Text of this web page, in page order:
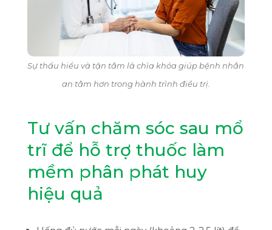
Sự thấu hiểu và tận tâm là chìa khóa giúp bệnh nhân
an tâm hơn trong hành trình điều trị.
Tư vấn chăm sóc sau mổ
trĩ để hỗ trợ thuốc làm
mềm phân phát huy
hiệu quả